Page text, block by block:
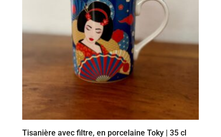
Tisanière avec filtre, en porcelaine Toky | 35 cl